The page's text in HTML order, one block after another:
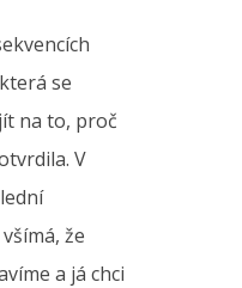
se
na to, proč
V
že
a já chci